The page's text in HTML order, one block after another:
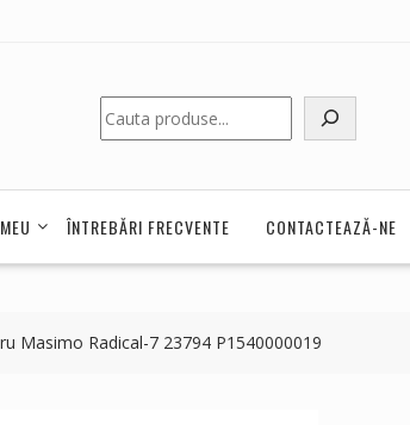
Caută
ÎNTREBĂRI FRECVENTE CONTACTEAZĂ-NE
Masimo Radical-7 23794 P1540000019